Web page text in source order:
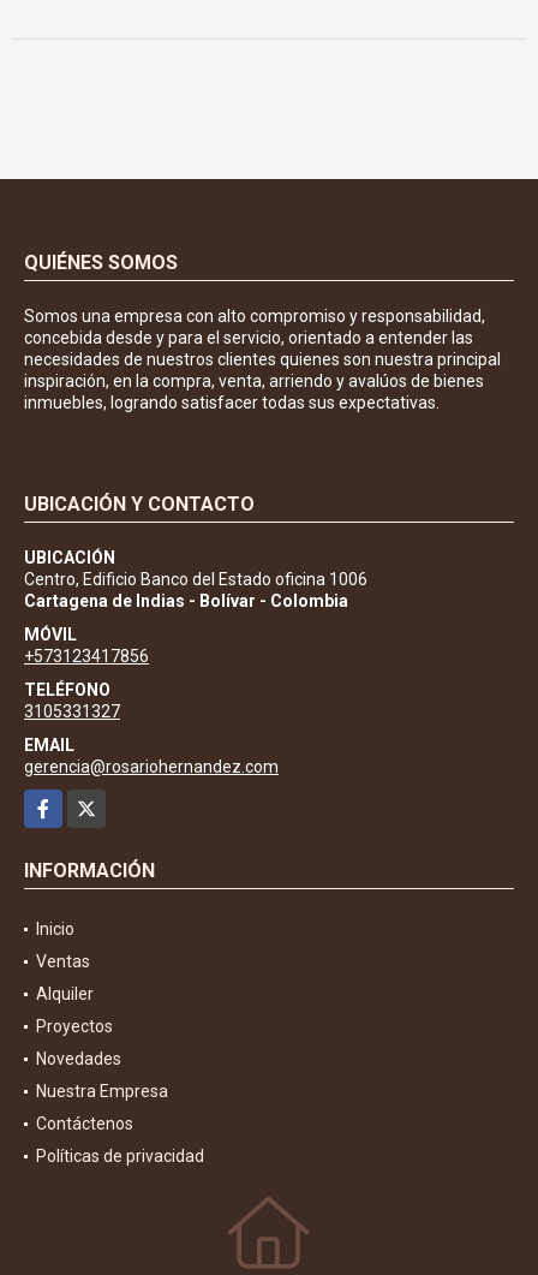
QUIÉNES SOMOS
Somos una empresa con alto compromiso y responsabilidad,
concebida desde y para el servicio, orientado a entender las
necesidades de nuestros clientes quienes son nuestra principal
inspiración, en la compra, venta, arriendo y avalúos de bienes
inmuebles, logrando satisfacer todas sus expectativas.
UBICACIÓN Y CONTACTO
UBICACIÓN
Centro, Edificio Banco del Estado oficina 1006
Cartagena de Indias - Bolívar - Colombia
MÓVIL
+573123417856
TELÉFONO
3105331327
EMAIL
gerencia@rosariohernandez.com
Facebook
INFORMACIÓN
Inicio
Ventas
Alquiler
Proyectos
Novedades
Nuestra Empresa
Contáctenos
Políticas de privacidad